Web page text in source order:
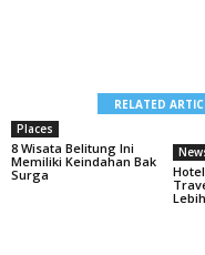
RELATED
Places
8 Wisata Belitung Ini
Memiliki Keindahan Bak
Surga